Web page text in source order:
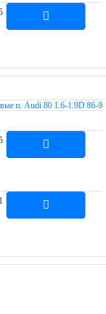
п. Audi 80 1.6-1.9D 86-9